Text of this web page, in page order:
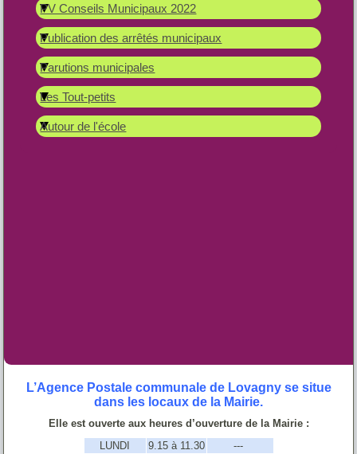
PV Conseils Municipaux 2022
Publication des arrêtés municipaux
Parutions municipales
Les Tout-petits
Autour de l'école
L’Agence Postale communale de Lovagny se situe
dans les locaux de la Mairie.
Elle est ouverte aux heures d’ouverture de la Mairie :
LUNDI
9.15 à 11.30
---